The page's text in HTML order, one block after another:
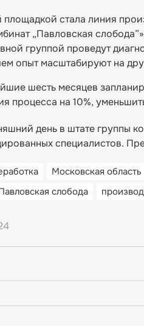
площадкой стала линия
„Павловская
группой проведут
опыт масштабируют на
шесть месяцев
процесса на 10%,
день в штате группы
специалистов.
Московская область
слобода